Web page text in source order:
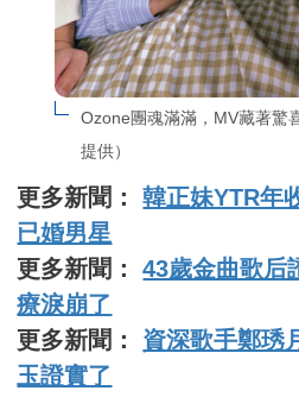
Ozone團魂滿滿，MV藏著驚
提供）
更多新聞：韓正妹YTR
已婚男星
更多新聞：43歲金曲歌
療淚崩了
更多新聞： 資深歌手鄭
玉證實了